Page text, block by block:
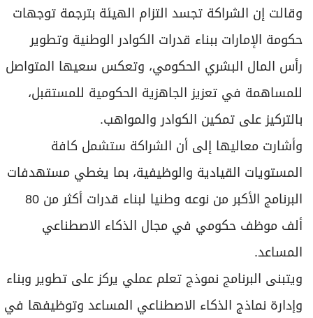
وقالت إن الشراكة تجسد التزام الهيئة بترجمة توجهات
حكومة الإمارات ببناء قدرات الكوادر الوطنية وتطوير
رأس المال البشري الحكومي، وتعكس سعيها المتواصل
للمساهمة في تعزيز الجاهزية الحكومية للمستقبل،
بالتركيز على تمكين الكوادر والمواهب.
وأشارت معاليها إلى أن الشراكة ستشمل كافة
المستويات القيادية والوظيفية، بما يغطي مستهدفات
البرنامج الأكبر من نوعه وطنيا لبناء قدرات أكثر من 80
ألف موظف حكومي في مجال الذكاء الاصطناعي
المساعد.
ويتبنى البرنامج نموذج تعلم عملي يركز على تطوير وبناء
وإدارة نماذج الذكاء الاصطناعي المساعد وتوظيفها في